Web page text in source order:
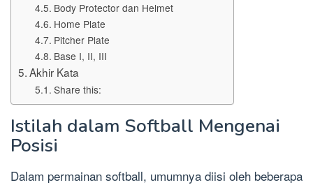
Body Protector dan Helmet
Home Plate
Pitcher Plate
Base I, II, III
Akhir Kata
Share this:
Istilah dalam Softball Mengenai
Posisi
Dalam permainan softball, umumnya diisi oleh beberapa